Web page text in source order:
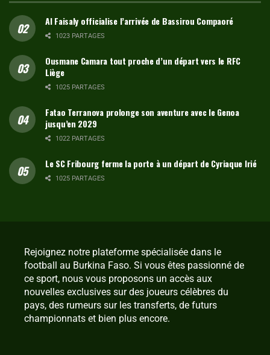
Al Faisaly officialise l’arrivée de Bassirou Compaoré
1023 PARTAGES
Ousmane Camara tout proche d’un départ vers le RFC
Liège
1025 PARTAGES
Fatao Terranova prolonge son aventure avec le Genoa
jusqu’en 2029
1022 PARTAGES
Le SC Fribourg ferme la porte à un départ de Cyriaque Irié
1025 PARTAGES
Rejoignez notre plateforme spécialisée dans le
football au Burkina Faso. Si vous êtes passionné de
ce sport, nous vous proposons un accès aux
nouvelles exclusives sur des joueurs célèbres du
pays, des rumeurs sur les transferts, de futurs
championnats et bien plus encore.